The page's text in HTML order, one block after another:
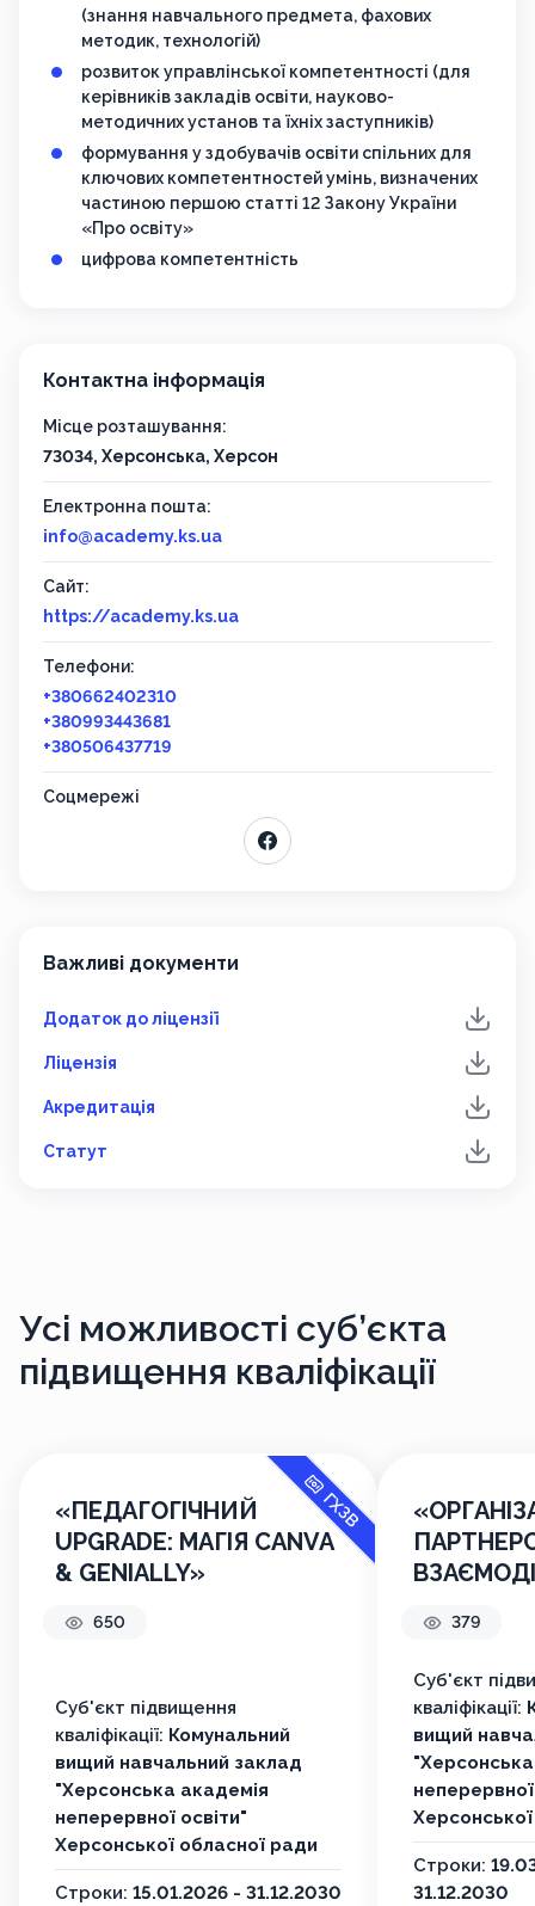
(знання навчального предмета, фахових
методик, технологій)
розвиток управлінської компетентності (для
керівників закладів освіти, науково-
методичних установ та їхніх заступників)
формування у здобувачів освіти спільних для
ключових компетентностей умінь, визначених
частиною першою статті 12 Закону України
«Про освіту»
цифрова компетентність
Контактна інформація
Місце розташування:
73034, Херсонська, Херсон
Електронна пошта:
info@academy.ks.ua
Сайт:
https://academy.ks.ua
Телефони:
+380662402310
+380993443681
+380506437719
Соцмережі
Важливі документи
Додаток до ліцензії
Ліцензія
Акредитація
Статут
Усі можливості суб’єкта
підвищення кваліфікації
ГХЗВ
«ПЕДАГОГІЧНИЙ
UPGRADE: МАГІЯ CANVA
& GENIALLY»
650
Суб'єкт підвищення
кваліфікації: Комунальний
вищий навчальний заклад
"Херсонська академія
неперервної освіти"
Херсонської обласної ради
Строки: 15.01.2026 - 31.12.2030
В
379
Суб'єкт
кваліфікації:
вищий
Строки:
31.12.2030